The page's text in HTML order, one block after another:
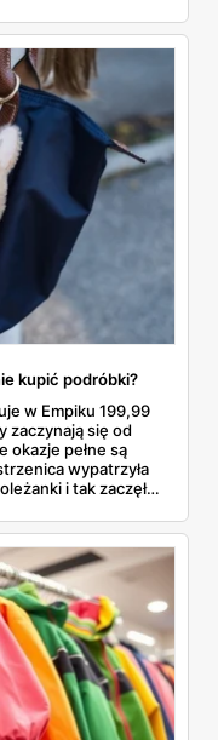
przybywa
Sprawdziłam, co
komu taka rakieta
kupić podróbki?
w Empiku 199,99
zaczynają się od
okazje pełne są
wypatrzyła
i tak zaczęło
nie wciska nam
dowiedziałam —